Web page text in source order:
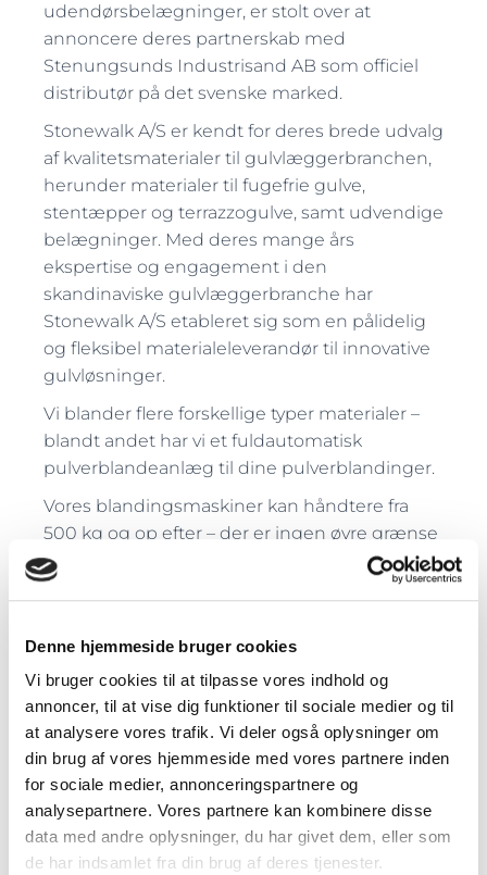
Denne hjemmeside bruger cookies
Vi bruger cookies til at tilpasse vores indhold og
annoncer, til at vise dig funktioner til sociale medier og til
at analysere vores trafik. Vi deler også oplysninger om
din brug af vores hjemmeside med vores partnere inden
for sociale medier, annonceringspartnere og
analysepartnere. Vores partnere kan kombinere disse
data med andre oplysninger, du har givet dem, eller som
de har indsamlet fra din brug af deres tjenester.
udendørsbelægninger, er stolt over at
annoncere deres partnerskab med
Stenungsunds Industrisand AB som officiel
distributør på det svenske marked.
Stonewalk A/S er kendt for deres brede udvalg
af kvalitetsmaterialer til gulvlæggerbranchen,
herunder materialer til fugefrie gulve,
stentæpper og terrazzogulve, samt udvendige
belægninger. Med deres mange års
ekspertise og engagement i den
skandinaviske gulvlæggerbranche har
Stonewalk A/S etableret sig som en pålidelig
og fleksibel materialeleverandør til innovative
gulvløsninger.
Vi blander flere forskellige typer materialer –
blandt andet har vi et fuldautomatisk
pulverblandeanlæg til dine pulverblandinger.
Vores blandingsmaskiner kan håndtere fra
500 kg og op efter – der er ingen øvre grænse
for Private Label produktion.